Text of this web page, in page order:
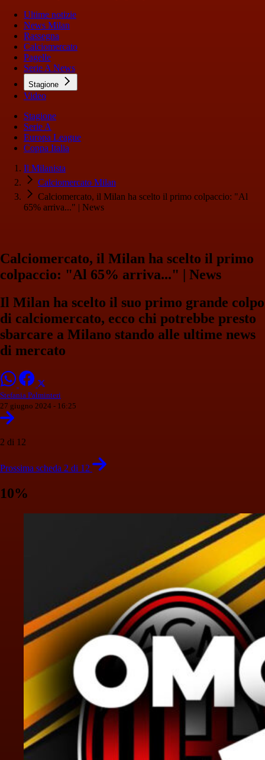
Ultime notizie
News Milan
Rassegna
Calciomercato
Pagelle
Serie A News
Stagione
Video
Stagione
Serie A
Europa League
Coppa Italia
Il Milanista
Calciomercato Milan
Calciomercato, il Milan ha scelto il primo colpaccio: "Al
65% arriva..." | News
Calciomercato, il Milan ha scelto il primo
colpaccio: "Al 65% arriva..." | News
Il Milan ha scelto il suo primo grande colpo
di calciomercato, ecco chi potrebbe presto
sbarcare a Milano stando alle ultime news
di mercato
Stefania Palminteri
27 giugno 2024 - 16:25
2 di 12
Prossima scheda 2 di 12
10%